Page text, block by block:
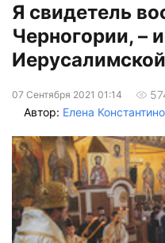
Я свидетель
Черногории, –
07 Сентября 2021 01:14
Автор: Елена